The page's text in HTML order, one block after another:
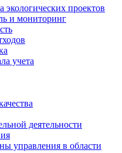
экологических проектов
и мониторинг
учета
деятельности
управления в области